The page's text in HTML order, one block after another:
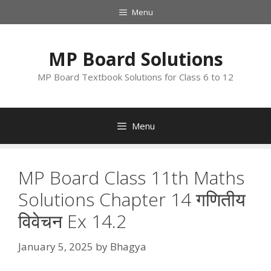
to
Menu
MP Board Solutions
MP Board Textbook Solutions for Class 6 to 12
Menu
MP Board Class 11th Maths
Solutions Chapter 14 गणितीय
विवेचन Ex 14.2
January 5, 2025 by Bhagya